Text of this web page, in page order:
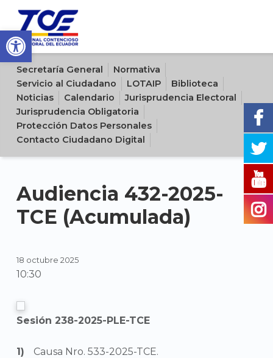
Open toolbar
Sitio oficial del Tribunal Contencioso Electoral del Ecuador
Secretaría General
Normativa
Servicio al Ciudadano
LOTAIP
Biblioteca
Noticias
Calendario
Jurisprudencia Electoral
Jurisprudencia Obligatoria
Protección Datos Personales
Contacto Ciudadano Digital
Audiencia 432-2025-
TCE (Acumulada)
18 octubre 2025
10:30
Sesión 238-2025-PLE-TCE
Causa Nro. 533-2025-TCE.